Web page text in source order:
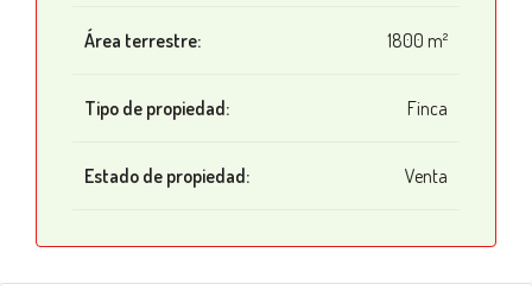
Área terrestre: 1800 m²
Tipo de propiedad: Finca
Estado de propiedad: Venta